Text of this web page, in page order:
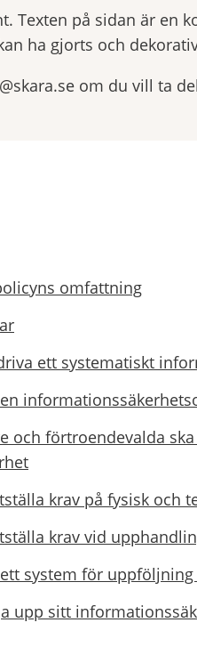
Texten på sidan är en
ha gjorts och
om du vill ta
omfattning
ett systematiskt
och förtroendevalda
krav på fysisk och
krav vid
system för
upp sitt